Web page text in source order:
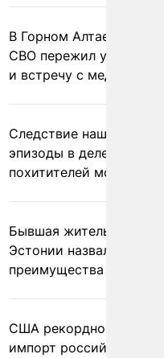
В Горном Алтае
СВО пережил удар
и встречу с медведем
Следствие нашло
эпизоды в деле
похитителей москвичек
Бывшая жительница
Эстонии назвала
преимущества России
США рекордно
импорт российских